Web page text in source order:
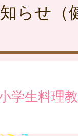
らせ（
学生料理